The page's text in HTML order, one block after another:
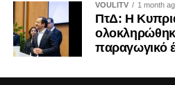
ΤΟΥ ΚΡΙΣ ΜΙΧΑΗΛ
VOULITV 1 month
ΠτΔ: Η
παραγωγικό